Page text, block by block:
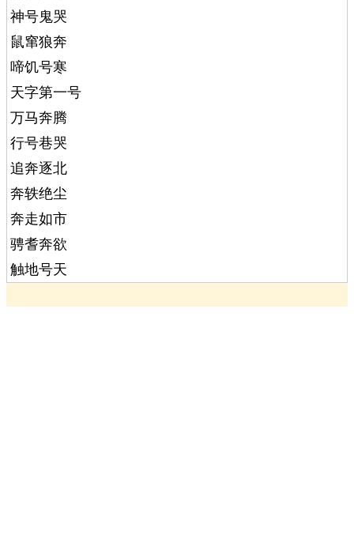
神号鬼哭
鼠窜狼奔
啼饥号寒
天字第一号
万马奔腾
行号巷哭
追奔逐北
奔轶绝尘
奔走如市
骋耆奔欲
触地号天